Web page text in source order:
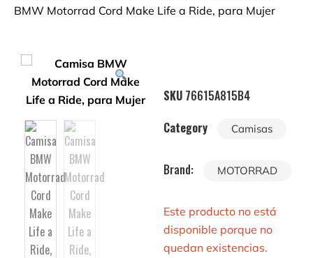
BMW Motorrad Cord Make Life a Ride, para Mujer
SKU 76615A815B4
Category
Camisas
Brand: MOTORRAD
Este producto no está
disponible porque no
quedan existencias.